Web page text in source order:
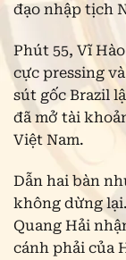
đạo nhập tịch
Phút 55, Vĩ
cực pressing
sút gốc Brazil
đã mở tài
Việt Nam.
Dẫn hai bàn
không dừng
Quang Hải
cánh phải của